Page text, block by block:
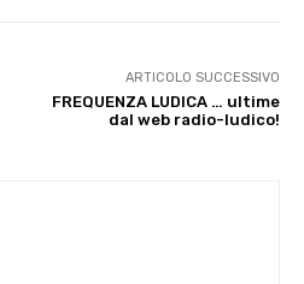
ARTICOLO SUCCESSIVO
FREQUENZA LUDICA … ultime
dal web radio-ludico!